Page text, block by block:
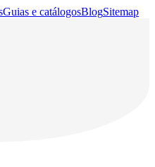
Guias e catálogosBlogSitemap